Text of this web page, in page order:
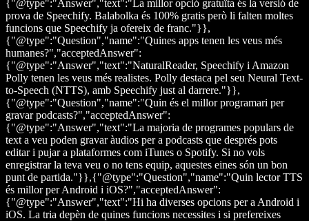
{"@type":"Answer","text":"La millor opció gratuïta és la versió de
prova de Speechify. Balabolka és 100% gratis però li falten moltes
funcions que Speechify ja ofereix de franc."}},
{"@type":"Question","name":"Quines apps tenen les veus més
humanes?","acceptedAnswer":
{"@type":"Answer","text":"NaturalReader, Speechify i Amazon
Polly tenen les veus més realistes. Polly destaca pel seu Neural Text-
to-Speech (NTTS), amb Speechify just al darrere."}},
{"@type":"Question","name":"Quin és el millor programari per
gravar podcasts?","acceptedAnswer":
{"@type":"Answer","text":"La majoria de programes populars de
text a veu poden gravar àudios per a podcasts que després pots
editar i pujar a plataformes com iTunes o Spotify. Si no vols
enregistrar la teva veu o no tens equip, aquestes eines són un bon
punt de partida."}},{"@type":"Question","name":"Quin lector TTS
és millor per Android i iOS?","acceptedAnswer":
{"@type":"Answer","text":"Hi ha diverses opcions per a Android i
iOS. La tria depèn de quines funcions necessites i si prefereixes